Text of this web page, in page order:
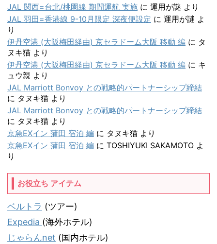
JAL 関西=台北/桃園線 期間運航 実施 に 運用が謎 より
JAL 羽田=香港線 9-10月限定 深夜便設定 に 運用が謎 よ
り
伊丹空港 (大阪梅田経由) 京セラドーム大阪 移動 編 に タ
ヌキ猫 より
伊丹空港 (大阪梅田経由) 京セラドーム大阪 移動 編 に キ
ュウ親 より
JAL Marriott Bonvoy との戦略的パートナーシップ締結
に タヌキ猫 より
JAL Marriott Bonvoy との戦略的パートナーシップ締結
に タヌキ猫 より
京急EXイン 蒲田 宿泊 編 に タヌキ猫 より
京急EXイン 蒲田 宿泊 編 に TOSHIYUKI SAKAMOTO よ
り
お役立ち アイテム
ベルトラ (ツアー)
Expedia (海外ホテル)
じゃらんnet (国内ホテル)